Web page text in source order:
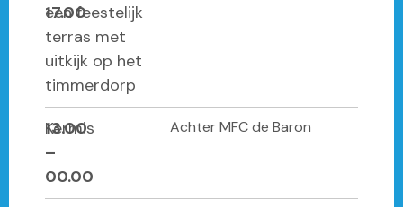
17.00
een feestelijk
terras met
uitkijk op het
timmerdorp
13.00
–
00.00
Kermis Achter MFC de Baron